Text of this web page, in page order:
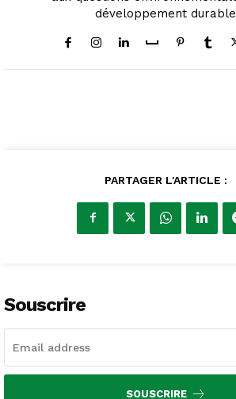
développement durable
PARTAGER L'ARTICLE :
Souscrire
SOUSCRIRE